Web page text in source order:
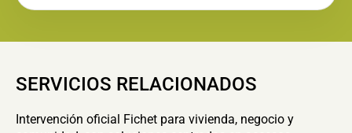
SERVICIOS RELACIONADOS
Intervención oficial Fichet para vivienda, negocio y